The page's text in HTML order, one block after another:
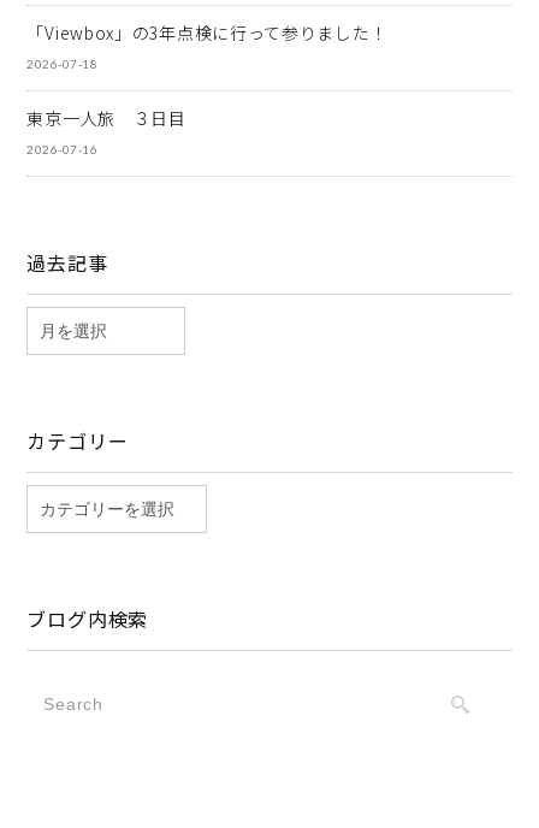
「Viewbox」の3年点検に行って参りました！
2026-07-18
東京一人旅 ３日目
2026-07-16
過去記事
カテゴリー
ブログ内検索